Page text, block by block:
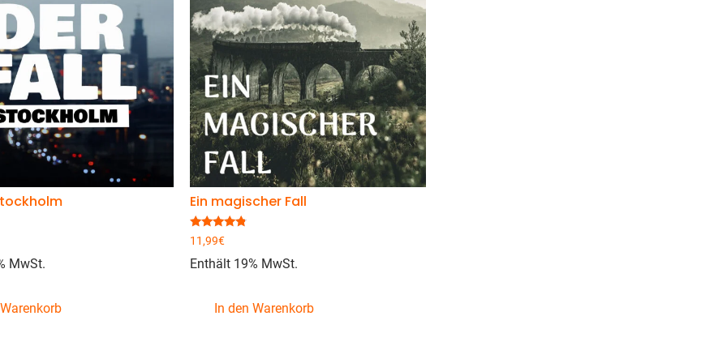
MwSt.
Ein magischer Fall
Bewertet
mit
4.62
von 5
11,99€
Enthält 19% MwSt.
In den Warenkorb